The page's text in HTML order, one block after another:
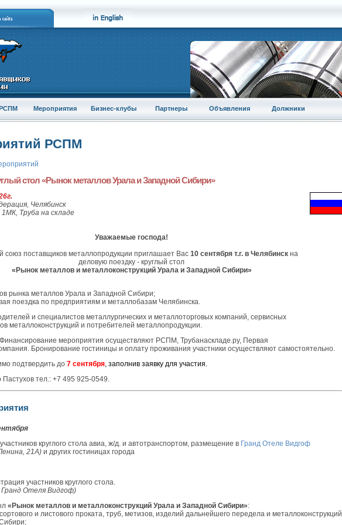
Мероприятия Бизнес-клубы Партнеры Объявления Должники
РСПМ
стол «Рынок металлов Урала и Западной Сибири»
Челябинск
Труба на складе
Уважаемые господа!
союз поставщиков металлопродукции приглашает Вас 10 сентября т.г. в Челябинскна
деловую поездку - круглый стол
«Рынок металлов и металлоконструкций Урала и Западной Сибири»
рынка металлов Урала и Западной Сибири;
поездка по предприятиям и металлобазам Челябинска.
и специалистов металлургических и металлоторговых компаний, сервисных
металлоконструкций и потребителей металлопродукции.
мероприятия осуществляют РСПМ, Трубанаскладе.ру, Первая
Бронирование гостиницы и оплату проживания участники осуществляют самостоятельно.
подтвердить до 7 сентября, заполнив заявку для участия.
тел.: +7 495 925-0549.
круглого стола авиа, ж/д. и автотранспортом, размещение в Гранд Отеле Видгоф
21А) и других гостиницах города
участников круглого стола.
Отеля Видгоф)
«Рынок металлов и металлоконструкций Урала и Западной Сибири»:
и листового проката, труб, метизов, изделий дальнейшего передела и металлоконструкций